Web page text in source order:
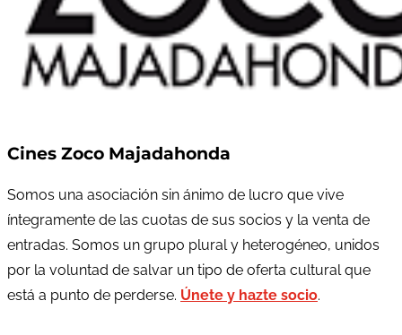
Cines Zoco Majadahonda
Somos una asociación sin ánimo de lucro que vive
íntegramente de las cuotas de sus socios y la venta de
entradas. Somos un grupo plural y heterogéneo, unidos
por la voluntad de salvar un tipo de oferta cultural que
está a punto de perderse. Únete y hazte socio.